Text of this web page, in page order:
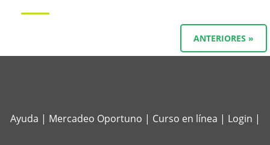
ANTERIORES »
Ayuda | Mercadeo Oportuno | Curso en línea | Login |